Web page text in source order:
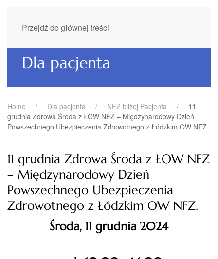
Przejdź do głównej treści
Dla pacjenta
Home Dla pacjenta NFZ bliżej Pacjenta
11
grudnia Zdrowa Środa z ŁOW NFZ – Międzynarodowy Dzień
Powszechnego Ubezpieczenia Zdrowotnego z Łódzkim OW NFZ.
11 grudnia Zdrowa Środa z ŁOW NFZ
– Międzynarodowy Dzień
Powszechnego Ubezpieczenia
Zdrowotnego z Łódzkim OW NFZ.
Środa, 11 grudnia 2024